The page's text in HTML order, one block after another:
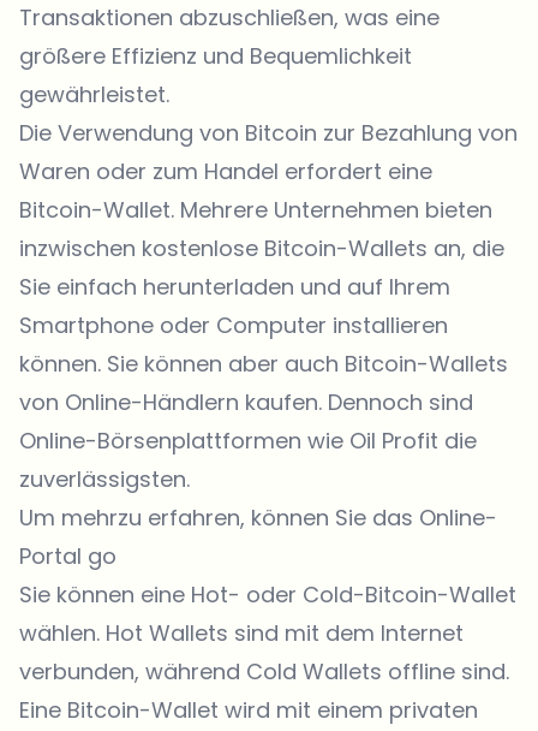
Transaktionen abzuschließen, was eine
größere Effizienz und Bequemlichkeit
gewährleistet.
Die Verwendung von Bitcoin zur Bezahlung von
Waren oder zum Handel erfordert eine
Bitcoin-Wallet. Mehrere Unternehmen bieten
inzwischen kostenlose Bitcoin-Wallets an, die
Sie einfach herunterladen und auf Ihrem
Smartphone oder Computer installieren
können. Sie können aber auch Bitcoin-Wallets
von Online-Händlern kaufen. Dennoch sind
Online-Börsenplattformen wie Oil Profit die
zuverlässigsten.
Um mehrzu erfahren, können Sie das Online-
Portal go
Sie können eine Hot- oder Cold-Bitcoin-Wallet
wählen. Hot Wallets sind mit dem Internet
verbunden, während Cold Wallets offline sind.
Eine Bitcoin-Wallet wird mit einem privaten